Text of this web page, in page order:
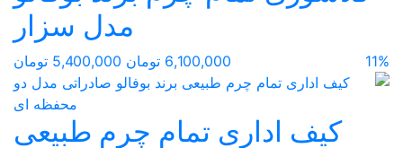
مدل سزار
11% 6,100,000 تومان 5,400,000 تومان
کیف اداری تمام چرم طبیعی